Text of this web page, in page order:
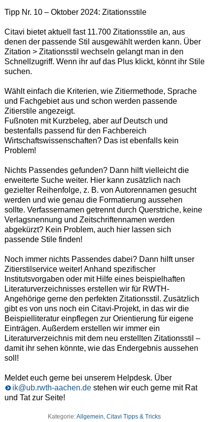
Tipp Nr. 10 – Oktober 2024: Zitationsstile
Citavi bietet aktuell fast 11.700 Zitationsstile an, aus
denen der passende Stil ausgewählt werden kann. Über
Zitation > Zitationsstil wechseln gelangt man in den
Schnellzugriff. Wenn ihr auf das Plus klickt, könnt ihr Stile
suchen.
Wählt einfach die Kriterien, wie Zitiermethode, Sprache
und Fachgebiet aus und schon werden passende
Zitierstile angezeigt.
Fußnoten mit Kurzbeleg, aber auf Deutsch und
bestenfalls passend für den Fachbereich
Wirtschaftswissenschaften? Das ist ebenfalls kein
Problem!
Nichts Passendes gefunden? Dann hilft vielleicht die
erweiterte Suche weiter. Hier kann zusätzlich nach
gezielter Reihenfolge, z. B. von Autorennamen gesucht
werden und wie genau die Formatierung aussehen
sollte. Verfassernamen getrennt durch Querstriche, keine
Verlagsnennung und Zeitschriftennamen werden
abgekürzt? Kein Problem, auch hier lassen sich
passende Stile finden!
Noch immer nichts Passendes dabei? Dann hilft unser
Zitierstilservice weiter! Anhand spezifischer
Institutsvorgaben oder mit Hilfe eines beispielhaften
Literaturverzeichnisses erstellen wir für RWTH-
Angehörige gerne den perfekten Zitationsstil. Zusätzlich
gibt es von uns noch ein Citavi-Projekt, in das wir die
Beispielliteratur einpflegen zur Orientierung für eigene
Einträgen. Außerdem erstellen wir immer ein
Literaturverzeichnis mit dem neu erstellten Zitationsstil –
damit ihr sehen könnte, wie das Endergebnis aussehen
soll!
Meldet euch gerne bei unserem Helpdesk. Über
ik@ub.rwth-aachen.destehen wir euch gerne mit Rat
und Tat zur Seite!
Kategorie:Allgemein,Citavi Tipps & Tricks